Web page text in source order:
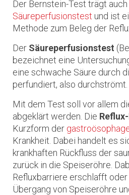
Der Bernstein-Test trägt
Säureperfusionstest und ist
Methode zum Beleg der
Der Säureperfusionstest
bezeichnet eine
eine schwache Säure durch
perfundiert, also durchströmt.
Mit dem Test soll vor allem
abgeklärt werden. Die
Kurzform der
Krankheit. Dabei handelt es
krankhaften Rückfluss der
zurück in die Speiseröhre.
Refluxbarriere erschlafft
Übergang von Speiseröhre